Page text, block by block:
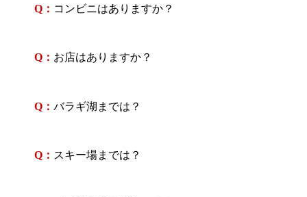
Q： コンビニはありますか？
Q： お店はありますか？
Q： バラギ湖までは？
Q： スキー場までは？